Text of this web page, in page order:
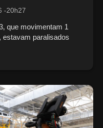
-20h27
que movimentam 1
estavam paralisados